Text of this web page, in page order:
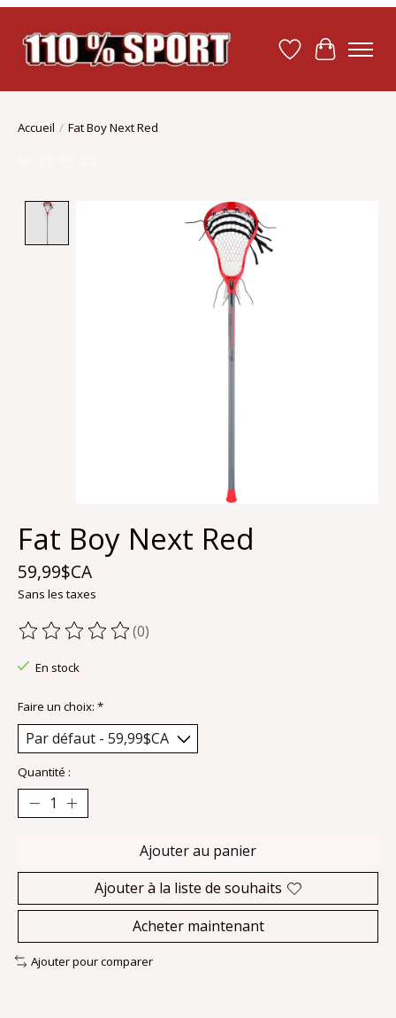
Liste dePanier
Accueil / Fat Boy Next Red
Product image slideshow Items
Fat Boy Next Red
59,99$CA
Sans les taxes
Ce produit est évalué à
(0)
En stock
Faire un choix: *
Quantité :
Ajouter au panier
Ajouter à la liste de souhaits
Acheter maintenant
Ajouter pour comparer